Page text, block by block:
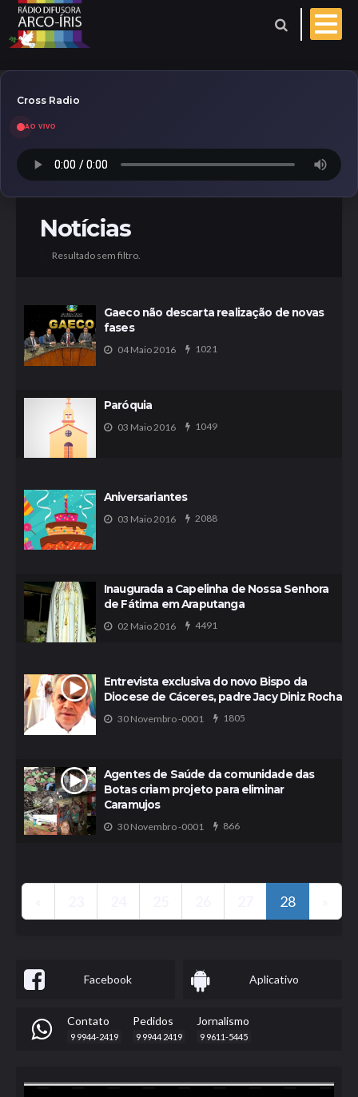
Esporte
Polícia
Coberturas
Cross Radio
AO VIVO
Notícias
Resultado sem filtro.
Gaeco não descarta realização de novas
fases
04 Maio 2016 1021
Paróquia
03 Maio 2016 1049
Aniversariantes
03 Maio 2016 2088
Inaugurada a Capelinha de Nossa Senhora
de Fátima em Araputanga
02 Maio 2016 4491
Entrevista exclusiva do novo Bispo da
Diocese de Cáceres, padre Jacy Diniz Rocha
30 Novembro -0001 1805
Agentes de Saúde da comunidade das
Botas criam projeto para eliminar
Caramujos
30 Novembro -0001 866
28
Facebook Aplicativo
Contato
9 9944-2419
Pedidos
9 9944 2419
Jornalismo
9 9611-5445